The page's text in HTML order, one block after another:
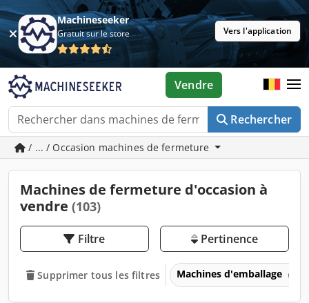
Machineseeker
Gratuit sur le store Vers l'application
Rechercher
Vendre
/ ... / Occasion machines de fermeture
Machines de fermeture d'occasion à
vendre (103)
Filtre Pertinence
Supprimer tous les filtres Machines d'emballage